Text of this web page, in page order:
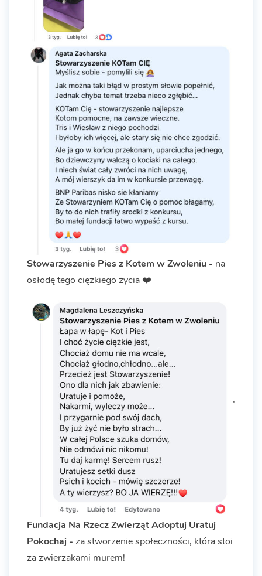
Stowarzyszenie Pies z Kotem w Zwoleniu - na
osłodę tego ciężkiego życia ❤️
Fundacja Na Rzecz Zwierząt Adoptuj Uratuj
Pokochaj - za stworzenie społeczności, która stoi
za zwierzakami murem!